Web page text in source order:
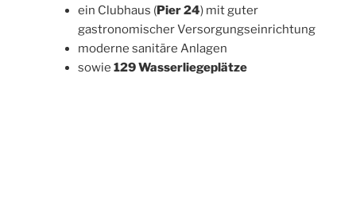
ein Clubhaus (Pier 24) mit guter
gastronomischer Versorgungseinrichtung
moderne sanitäre Anlagen
sowie 129 Wasserliegeplätze